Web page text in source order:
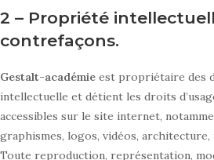
2 – Propriété
contrefaçons.
Gestalt-académie est propriétaire des
intellectuelle et détient les droits
accessibles sur le site internet,
graphismes, logos, vidéos, architecture,
Toute reproduction, représentation,